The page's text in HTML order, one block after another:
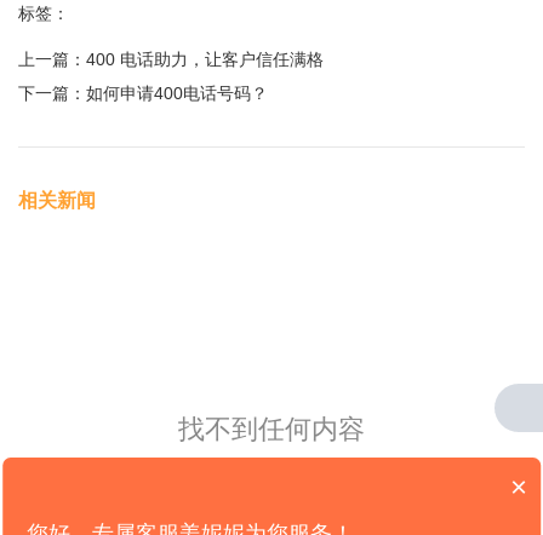
标签：
上一篇： 400 电话助力，让客户信任满格
下一篇： 如何申请400电话号码？
相关新闻
找不到任何内容
×